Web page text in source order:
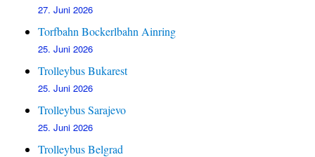
27. Juni 2026
Torfbahn Bockerlbahn Ainring
25. Juni 2026
Trolleybus Bukarest
25. Juni 2026
Trolleybus Sarajevo
25. Juni 2026
Trolleybus Belgrad